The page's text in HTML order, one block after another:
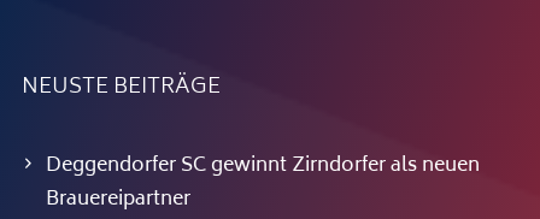
NEUSTE BEITRÄGE
Deggendorfer SC gewinnt Zirndorfer als neuen
Brauereipartner